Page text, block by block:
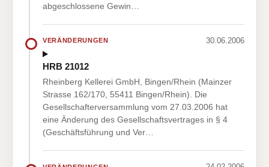
abgeschlossene Gewin…
VERÄNDERUNGEN 30.06.2006
HRB 21012
Rheinberg Kellerei GmbH, Bingen/Rhein (Mainzer
Strasse 162/170, 55411 Bingen/Rhein). Die
Gesellschafterversammlung vom 27.03.2006 hat
eine Änderung des Gesellschaftsvertrages in § 4
(Geschäftsführung und Ver…